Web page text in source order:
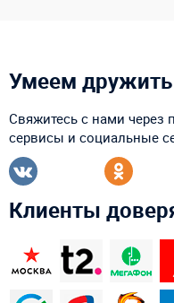
Умеем дружить
Свяжитесь с нами через
сервисы и социальные
Клиенты